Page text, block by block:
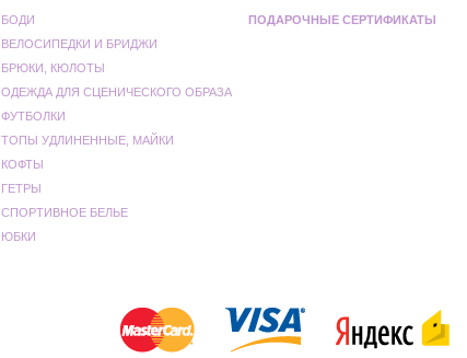
БОДИ
ВЕЛОСИПЕДКИ И БРИДЖИ
БРЮКИ, КЮЛОТЫ
ОДЕЖДА ДЛЯ СЦЕНИЧЕСКОГО ОБРАЗА
ФУТБОЛКИ
ТОПЫ УДЛИНЕННЫЕ, МАЙКИ
КОФТЫ
ГЕТРЫ
СПОРТИВНОЕ БЕЛЬЕ
ЮБКИ
ПОДАРОЧНЫЕ СЕРТИФИКАТЫ